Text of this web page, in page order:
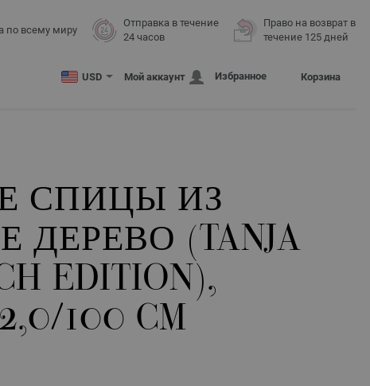
по всему миру
Отправка в течение
24 часов
Право на возврат в
течение 125 дней
USD Мой аккаунт Избранное Корзина
СПИЦЫ ИЗ
ДЕРЕВО (TANJA
EDITION),
100 CM